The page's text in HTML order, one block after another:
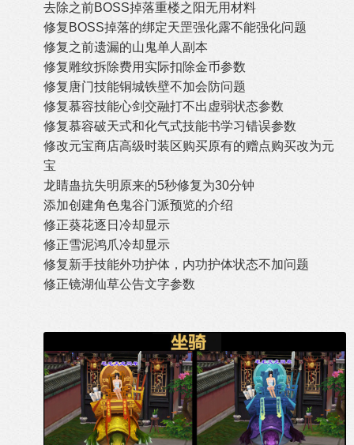
去除之前BOSS掉落重楼之阳无用材料
修复BOSS掉落的绑定天罡强化露不能强化问题
修复之前遗漏的山鬼单人副本
修复雕纹拆除费用实际扣除金币参数
修复唐门技能铜城铁壁不加会防问题
修复慕容技能心剑交融打不出虚弱状态参数
修复慕容破天式和化气式技能书学习错误参数
修改元宝商店高级时装区购买原有的赠点购买改为元
宝
龙睛蛊抗失明原来的5秒修复为30分钟
添加创建角色鬼谷门派预览的介绍
修正葵花逐日冷却显示
修正雪泥鸿爪冷却显示
修复新手技能外功护体，内功护体状态不加问题
修正镜湖仙草公告文字参数